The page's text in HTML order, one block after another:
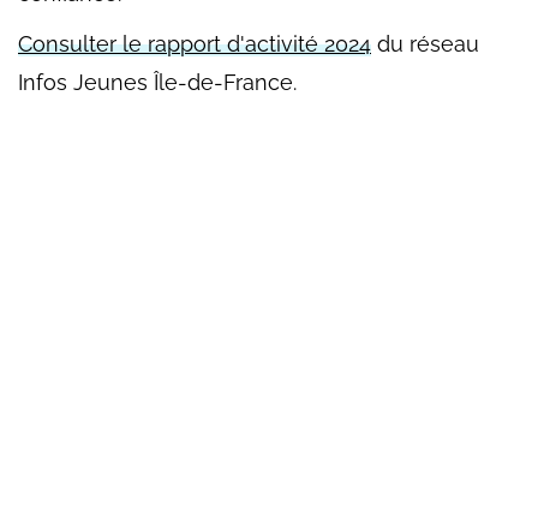
Consulter le rapport d'activité 2024 du réseau
Infos Jeunes Île-de-France.